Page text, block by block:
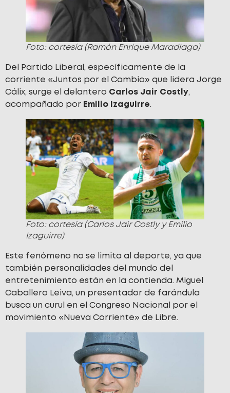
Foto: cortesía (Ramón Enrique Maradiaga)
Del Partido Liberal, específicamente de la
corriente «Juntos por el Cambio» que lidera Jorge
Cálix, surge el delantero Carlos Jair Costly,
acompañado por Emilio Izaguirre.
Foto: cortesía (Carlos Jair Costly y Emilio
Izaguirre)
Este fenómeno no se limita al deporte, ya que
también personalidades del mundo del
entretenimiento están en la contienda. Miguel
Caballero Leiva, un presentador de farándula
busca un curul en el Congreso Nacional por el
movimiento «Nueva Corriente» de Libre.